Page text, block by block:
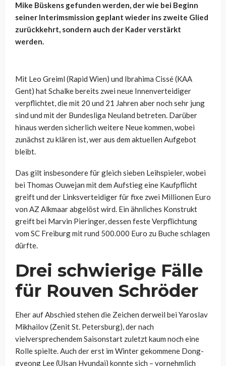
Mike Büskens gefunden werden, der wie bei Beginn
seiner Interimsmission geplant wieder ins zweite Glied
zurückkehrt, sondern auch der Kader verstärkt
werden.
Mit Leo Greiml (Rapid Wien) und Ibrahima Cissé (KAA
Gent) hat Schalke bereits zwei neue Innenverteidiger
verpflichtet, die mit 20 und 21 Jahren aber noch sehr jung
sind und mit der Bundesliga Neuland betreten. Darüber
hinaus werden sicherlich weitere Neue kommen, wobei
zunächst zu klären ist, wer aus dem aktuellen Aufgebot
bleibt.
Das gilt insbesondere für gleich sieben Leihspieler, wobei
bei Thomas Ouwejan mit dem Aufstieg eine Kaufpflicht
greift und der Linksverteidiger für fixe zwei Millionen Euro
von AZ Alkmaar abgelöst wird. Ein ähnliches Konstrukt
greift bei Marvin Pieringer, dessen feste Verpflichtung
vom SC Freiburg mit rund 500.000 Euro zu Buche schlagen
dürfte.
Drei schwierige Fälle
für Rouven Schröder
Eher auf Abschied stehen die Zeichen derweil bei Yaroslav
Mikhailov (Zenit St. Petersburg), der nach
vielversprechendem Saisonstart zuletzt kaum noch eine
Rolle spielte. Auch der erst im Winter gekommene Dong-
gyeong Lee (Ulsan Hyundai) konnte sich – vornehmlich